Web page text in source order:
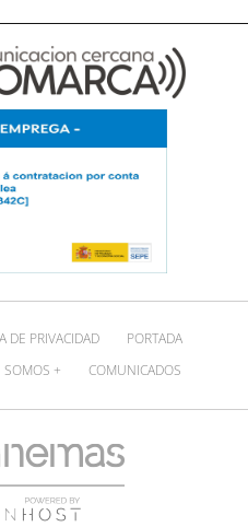
DE PRIVACIDAD
PORTADA
SOMOS + COMUNICADOS